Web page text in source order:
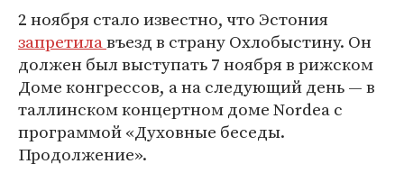
2 ноября стало известно, что Эстония
запретилавъезд в страну Охлобыстину. Он
должен был выступать 7 ноября в рижском
Доме конгрессов, а на следующий день — в
таллинском концертном доме Nordea с
программой «Духовные беседы.
Продолжение».